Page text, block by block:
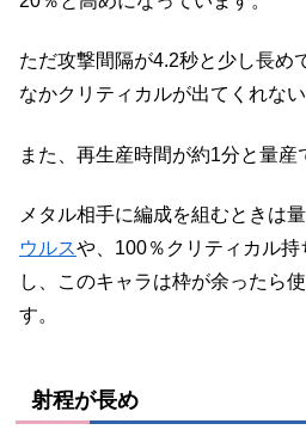
ただ攻撃間隔が4.2秒と少し長め
なかクリティカルが出てくれな
また、再生産時間が約1分と量産
メタル相手に編成を組むときは
ウルスや、100％クリティカル
し、このキャラは枠が余ったら
す。
射程が長め